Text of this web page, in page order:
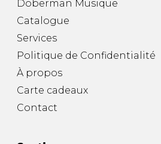
Doberman Musique
Catalogue
Services
Politique de Confidentialité
À propos
Carte cadeaux
Contact